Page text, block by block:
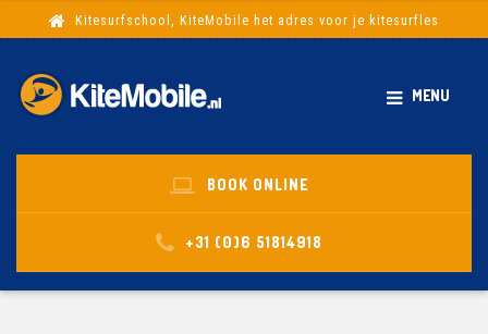
Kitesurfschool, KiteMobile het adres voor je kitesurfles
MENU
BOOK ONLINE
+31 (0)6 51814918